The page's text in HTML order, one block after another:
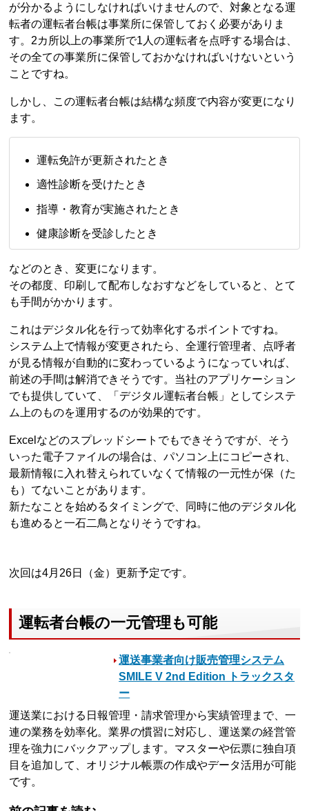
が分かるようにしなければいけませんので、対象となる運
転者の運転者台帳は事業所に保管しておく必要がありま
す。2カ所以上の事業所で1人の運転者を点呼する場合は、
その全ての事業所に保管しておかなければいけないという
ことですね。
しかし、この運転者台帳は結構な頻度で内容が変更になり
ます。
運転免許が更新されたとき
適性診断を受けたとき
指導・教育が実施されたとき
健康診断を受診したとき
などのとき、変更になります。
その都度、印刷して配布しなおすなどをしていると、とて
も手間がかかります。
これはデジタル化を行って効率化するポイントですね。
システム上で情報が変更されたら、全運行管理者、点呼者
が見る情報が自動的に変わっているようになっていれば、
前述の手間は解消できそうです。当社のアプリケーション
でも提供していて、「デジタル運転者台帳」としてシステ
ム上のものを運用するのが効果的です。
Excelなどのスプレッドシートでもできそうですが、そう
いった電子ファイルの場合は、パソコン上にコピーされ、
最新情報に入れ替えられていなくて情報の一元性が保（た
も）てないことがあります。
新たなことを始めるタイミングで、同時に他のデジタル化
も進めると一石二鳥となりそうですね。
次回は4月26日（金）更新予定です。
運転者台帳の一元管理も可能
運送事業者向け販売管理システム
SMILE V 2nd Edition トラックスタ
ー
運送業における日報管理・請求管理から実績管理まで、一
連の業務を効率化。業界の慣習に対応し、運送業の経営管
理を強力にバックアップします。マスターや伝票に独自項
目を追加して、オリジナル帳票の作成やデータ活用が可能
です。